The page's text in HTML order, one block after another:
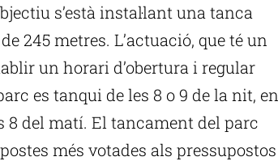
s’està instal·lant una tanca
245 metres. L’actuació, que té un
un horari d’obertura i regular
es tanqui de les 8 o 9 de la nit, en
8 del matí. El tancament del parc
més votades als pressupostos